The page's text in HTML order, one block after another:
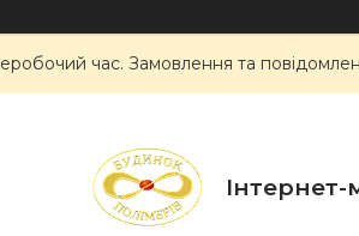
час. Замовлення та